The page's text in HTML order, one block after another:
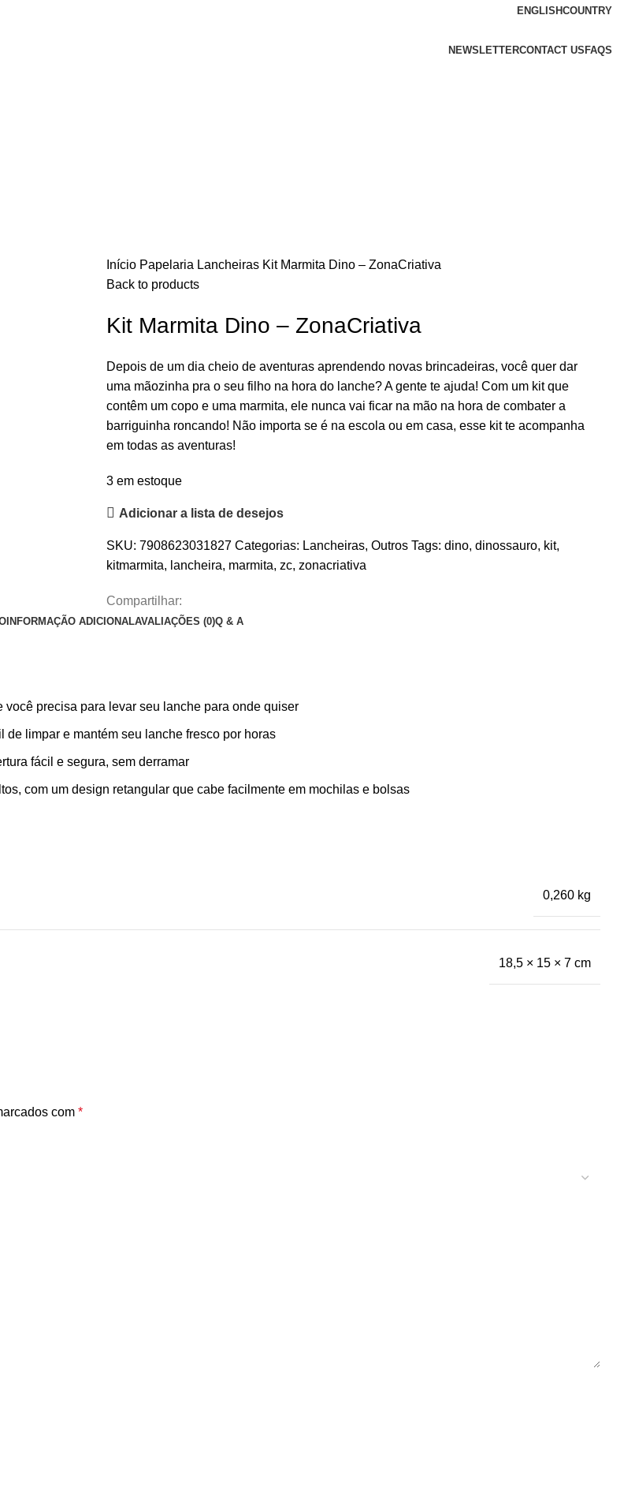
ENGLISHCOUNTRY
NEWSLETTERCONTACT US FAQS
Início Papelaria Lancheiras Kit Marmita Dino – ZonaCriativa
Back to products
Kit Marmita Dino – ZonaCriativa
Depois de um dia cheio de aventuras aprendendo novas brincadeiras, você quer dar
uma mãozinha pra o seu filho na hora do lanche? A gente te ajuda! Com um kit que
contêm um copo e uma marmita, ele nunca vai ficar na mão na hora de combater a
barriguinha roncando! Não importa se é na escola ou em casa, esse kit te acompanha
em todas as aventuras!
3 em estoque
Adicionar a lista de desejos
SKU: 7908623031827 Categorias: Lancheiras, Outros Tags: dino, dinossauro, kit,
kitmarmita, lancheira, marmita, zc, zonacriativa
Compartilhar:
INFORMAÇÃO ADICIONALAVALIAÇÕES (0)Q & A
precisa para levar seu lanche para onde quiser
limpar e mantém seu lanche fresco por horas
fácil e segura, sem derramar
com um design retangular que cabe facilmente em mochilas e bolsas
0,260 kg
18,5 × 15 × 7 cm
com *